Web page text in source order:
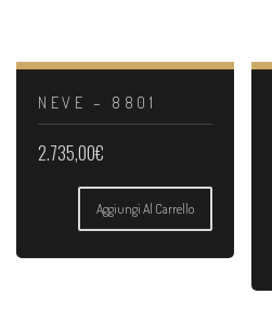
NEVE – 8801
2.735,00€
Aggiungi Al Carrello